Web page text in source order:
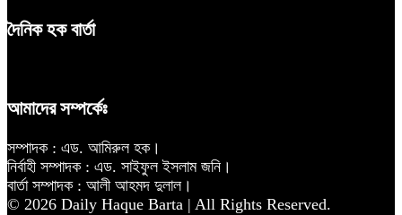
দৈনিক হক বার্তা
আমাদের সম্পর্কেঃ
সম্পাদক : এড. আমিরুল হক।
নির্বাহী সম্পাদক : এড. সাইফুল ইসলাম জনি।
বার্তা সম্পাদক : আলী আহমদ দুলাল।
© 2026 Daily Haque Barta | All Rights Reserved.